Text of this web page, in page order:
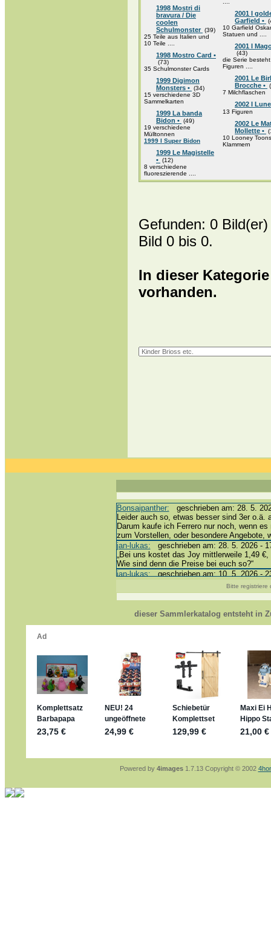
1998 Mostri di
bravura / Die
coolen
Schulmonster (39)
25 Teile aus Italien und
10 Teile ....
1998 Mostro Card •
(73)
35 Schulmonster Cards
1999 Digimon
Monsters • (34)
15 verschiedene 3D
Sammelkarten
1999 La banda
Bidon • (49)
19 verschiedene
Mülltonnen
1999 I Super Bidon
1999 Le Magistelle
• (12)
8 verschiedene
fluoreszierende ....
2001 I
Garfield •
10 Garfield Oskar
Statuen und ....
2001 I
(43)
die Serie
Figuren ....
2001 Le
Brocche •
7 Milchflaschen
2002 I
13 Figuren
2002 Le
Mollette •
10 Looney Toons
Klammern
Gefunden: 0
Bild 0 bis 0.
In dieser
vorhanden.
Bonsaipanther: geschrieben am: 28. 5.
Leider auch so, etwas besser sind 3er o.ä.
Darum kaufe ich Ferrero nur noch, wenn
zum Vorstellen, oder besondere Angebote,
jan-lukas: geschrieben am: 28. 5. 2026 -
„Bei uns kostet das Joy mittlerweile 1,49
Wie sind denn die Preise bei euch so?“
jan-lukas:geschrieben am: 10. 5. 2026 -
Bonsaipanther:geschrieben am: 10. 5.
@ Harald
https://www.ue-ei-portal-
Dein Enkel sollte zur Strafe die nächsten
Für die Figuren VC307, 310, 318 und 326
mein Enkel hat die leider weggeworfen
jan-lukas:
geschrieben am: 29. 4. 2026 -
https://www.ferrero-
sammelspass.de/einladung/
jan-lukas:
geschrieben am: 28. 4. 2026 -
stimmt, jetzt fällt es mir auch ein
*Bussi*
Bonsaipanther:
geschrieben am: 28. 4.
So habe ich das in Erinnerung ... oder?
jan-lukas:geschrieben am: 28. 4. 2026 -
Bitte registriere
dieser Sammlerkatalog entsteht in
Powered by 4images1.7.13 Copyright © 2002